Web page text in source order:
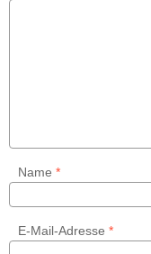
Name *
E-Mail-Adresse *